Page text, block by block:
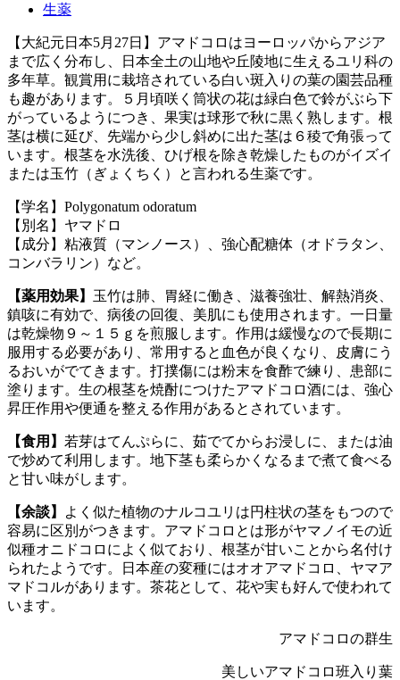
生薬
【大紀元日本5月27日】アマドコロはヨーロッパからアジア
まで広く分布し、日本全土の山地や丘陵地に生えるユリ科の
多年草。観賞用に栽培されている白い斑入りの葉の園芸品種
も趣があります。５月頃咲く筒状の花は緑白色で鈴がぶら下
がっているようにつき、果実は球形で秋に黒く熟します。根
茎は横に延び、先端から少し斜めに出た茎は６稜で角張って
います。根茎を水洗後、ひげ根を除き乾燥したものがイズイ
または玉竹（ぎょくちく）と言われる生薬です。
【学名】Polygonatum odoratum
【別名】ヤマドロ
【成分】粘液質（マンノース）、強心配糖体（オドラタン、
コンバラリン）など。
【薬用効果】 玉竹は肺、胃経に働き、滋養強壮、解熱消炎、
鎮咳に有効で、病後の回復、美肌にも使用されます。一日量
は乾燥物９～１５ｇを煎服します。作用は緩慢なので長期に
服用する必要があり、常用すると血色が良くなり、皮膚にう
るおいがでてきます。打撲傷には粉末を食酢で練り、患部に
塗ります。生の根茎を焼酎につけたアマドコロ酒には、強心
昇圧作用や便通を整える作用があるとされています。
【食用】 若芽はてんぷらに、茹でてからお浸しに、または油
で炒めて利用します。地下茎も柔らかくなるまで煮て食べる
と甘い味がします。
【余談】
よく似た植物のナルコユリは円柱状の茎をもつので
容易に区別がつきます。アマドコロとは形がヤマノイモの近
似種オニドコロによく似ており、根茎が甘いことから名付け
られたようです。日本産の変種にはオオアマドコロ、ヤマア
マドコルがあります。茶花として、花や実も好んで使われて
います。
アマドコロの群生
美しいアマドコロ班入り葉